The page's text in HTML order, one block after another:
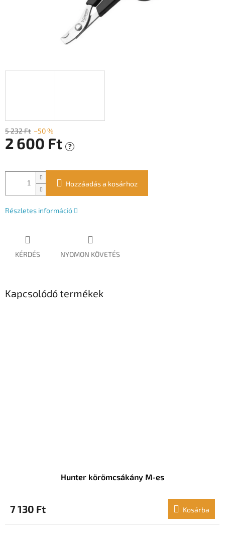
5 232 Ft –50 %
2 600 Ft ?
Hozzáadás a kosárhoz
Részletes információ
KÉRDÉS NYOMON KÖVETÉS
Kapcsolódó termékek
Hunter körömcsákány M-es
7 130 Ft Kosárba